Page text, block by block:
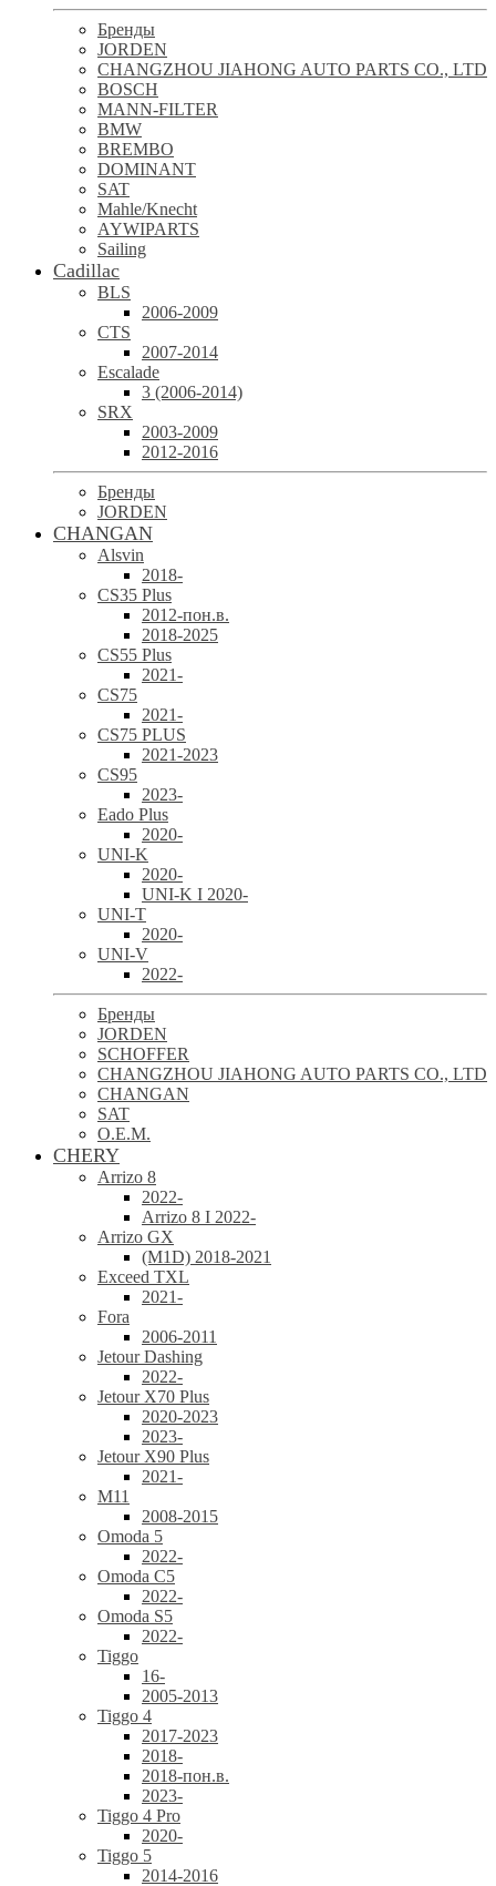
Бренды
JORDEN
CHANGZHOU JIAHONG AUTO PARTS CO., LTD
BOSCH
MANN-FILTER
BMW
BREMBO
DOMINANT
SAT
Mahle/Knecht
AYWIPARTS
Sailing
Cadillac
BLS
2006-2009
CTS
2007-2014
Escalade
3 (2006-2014)
SRX
2003-2009
2012-2016
Бренды
JORDEN
CHANGAN
Alsvin
2018-
CS35 Plus
2012-пон.в.
2018-2025
CS55 Plus
2021-
CS75
2021-
CS75 PLUS
2021-2023
CS95
2023-
Eado Plus
2020-
UNI-K
2020-
UNI-K I 2020-
UNI-T
2020-
UNI-V
2022-
Бренды
JORDEN
SCHOFFER
CHANGZHOU JIAHONG AUTO PARTS CO., LTD
CHANGAN
SAT
O.E.M.
CHERY
Arrizo 8
2022-
Arrizo 8 I 2022-
Arrizo GX
(M1D) 2018-2021
Exceed TXL
2021-
Fora
2006-2011
Jetour Dashing
2022-
Jetour X70 Plus
2020-2023
2023-
Jetour X90 Plus
2021-
M11
2008-2015
Omoda 5
2022-
Omoda C5
2022-
Omoda S5
2022-
Tiggo
16-
2005-2013
Tiggo 4
2017-2023
2018-
2018-пон.в.
2023-
Tiggo 4 Pro
2020-
Tiggo 5
2014-2016